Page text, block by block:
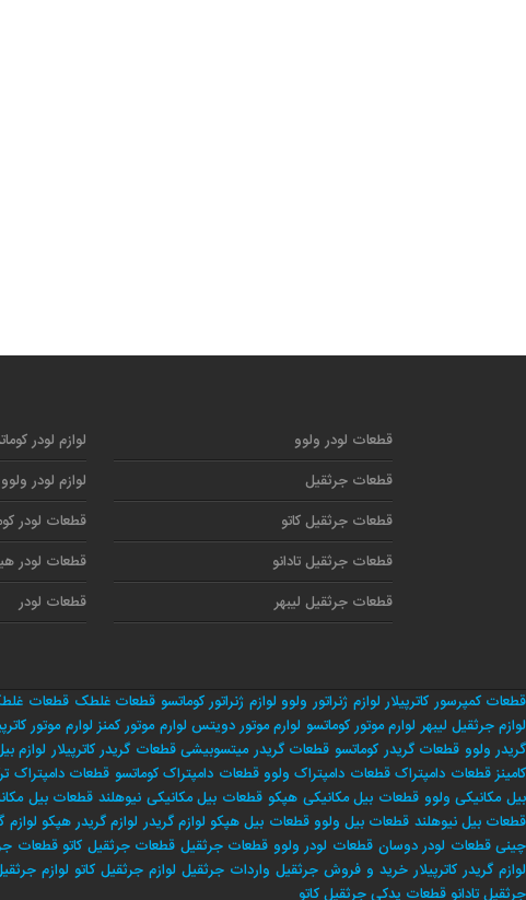
لوازم لودر
لوازم لودر ولوو
قطعات لودر
قطعات لودر
قطعات لودر
قطعات لودر ولوو
قطعات جرثقیل
قطعات جرثقیل کاتو
قطعات جرثقیل تادانو
قطعات جرثقیل لیبهر
قطعات کمپرسور کاترپیلار لوازم ژنراتور ولوو لوازم ژنراتور کوماتسو قطعات غلطک قطعات
لوازم جرثقیل لیبهر لوارم موتور کوماتسو لوارم موتور دویتس لوارم موتور کمنز لوارم موتور
گریدر ولوو قطعات گریدر کوماتسو قطعات گریدر میتسوبیشی قطعات گریدر کاترپیلار لوازم
کامینز قطعات دامپتراک قطعات دامپتراک ولوو قطعات دامپتراک کوماتسو قطعات دامپتراک
بیل مکانیکی ولوو قطعات بیل مکانیکی هپکو قطعات بیل مکانیکی نیوهلند قطعات بیل
قطعات بیل نیوهلند قطعات بیل ولووقطعات بیل هپکو لوازم گریدر لوازم گریدر هپکو لوازم
چینی قطعات لودر دوسان قطعات لودر ولوو قطعات جرثقیل قطعات جرثقیل کاتو قطعات
لوازم گریدر کاترپیلار خريد و فروش جرثقيل واردات جرثقيل لوازم جرثقيل كاتو لوازم
جرثقيل تادانو قطعات يدكي جرثقيل كاتو